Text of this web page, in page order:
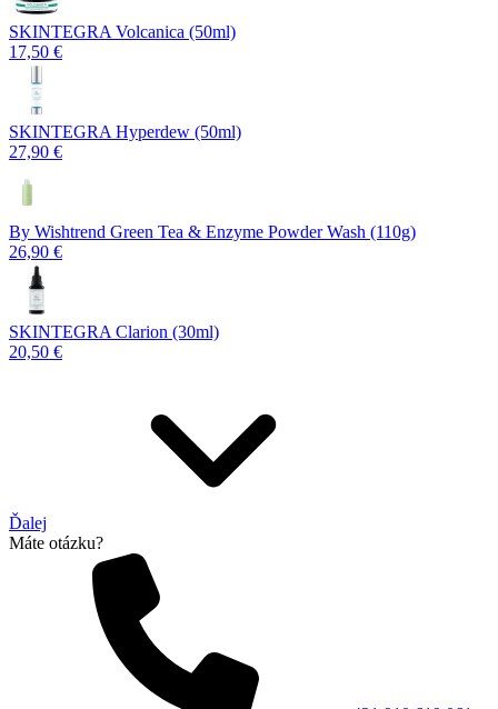
SKINTEGRA Volcanica (50ml)
17,50 €
SKINTEGRA Hyperdew (50ml)
27,90 €
By Wishtrend Green Tea & Enzyme Powder Wash (110g)
26,90 €
SKINTEGRA Clarion (30ml)
20,50 €
Ďalej
Máte otázku?